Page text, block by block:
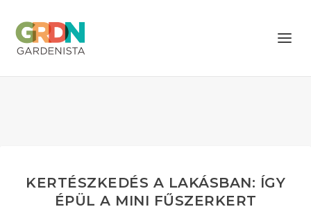
KERTÉSZKEDÉS A LAKÁSBAN: ÍGY
ÉPÜL A MINI FŰSZERKERT